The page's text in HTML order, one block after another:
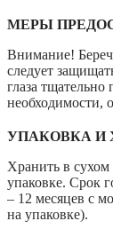
МЕРЫ
Внимание!
следует
глаза
необходимости,
УПАКОВКА И
Хранить в
упаковке. Срок
– 12 месяцев с
на упаковке).